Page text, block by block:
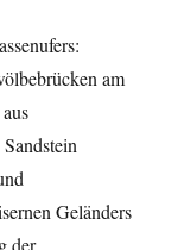
am
Geländers
der